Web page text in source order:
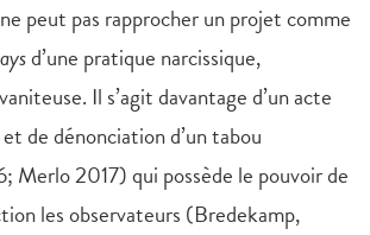
peut pas rapprocher un projet comme
d’une pratique narcissique,
Il s’agit davantage d’un acte
de dénonciation d’un tabou
Merlo 2017) qui possède le pouvoir de
les observateurs (Bredekamp,